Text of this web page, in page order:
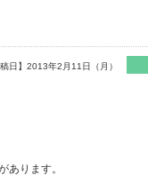
稿日】2013年2月11日（月）
あります。